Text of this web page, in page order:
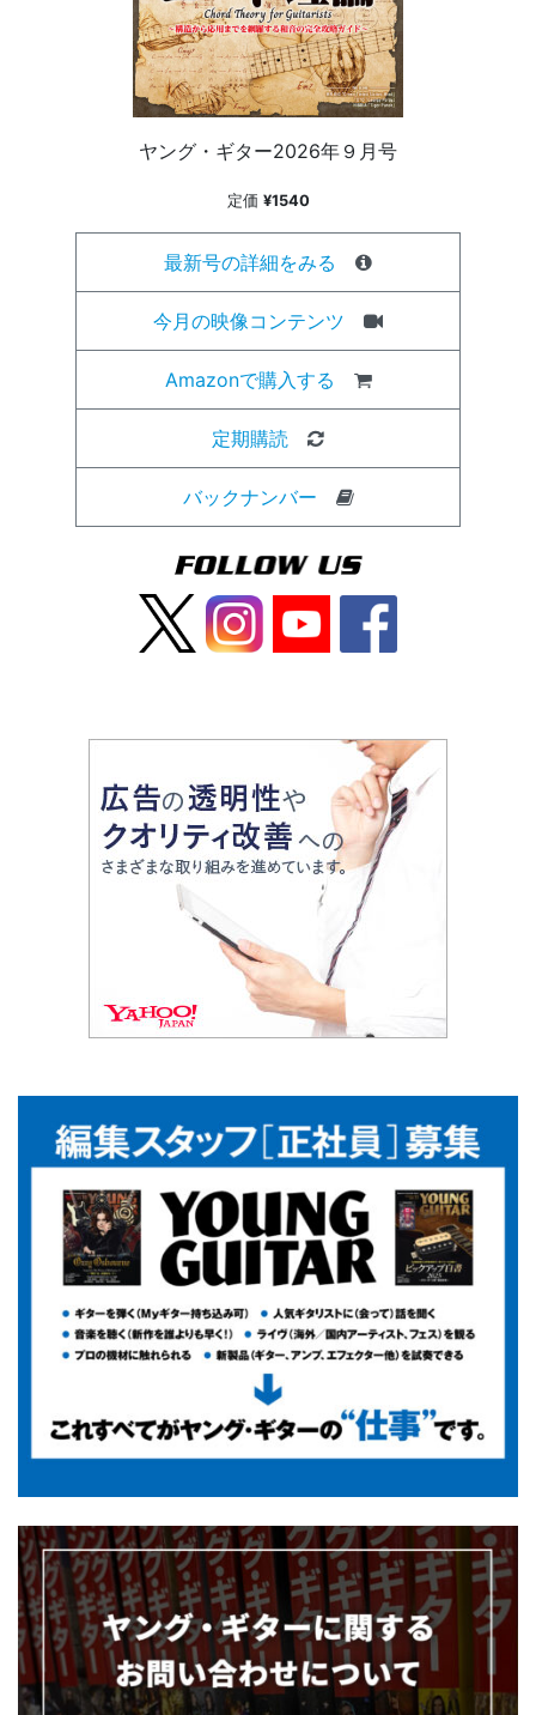
ヤング・ギター2026年９月号
定価 ¥1540
最新号の詳細をみる
今月の映像コンテンツ
Amazonで購入する
定期購読
バックナンバー